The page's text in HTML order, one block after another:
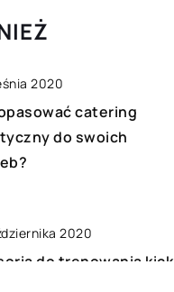
2020
catering
do swoich
2020
do trenowania kick-